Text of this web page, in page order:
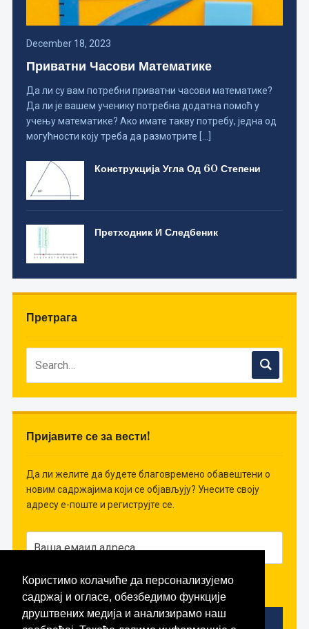
Користимо колачиће да персонализујемо
садржај и огласе, обезбедимо функције
друштвених медија и анализирамо наш
December 18, 2023
Приватни Часови Математике
Да ли су вам потребни приватни часови математике?
Да ли је вашем ученику потребна додатна помоћ у
учењу математике? Ако имате такву потребу, једна од
могућности коју треба да размотрите […]
Конструкција Угла Од 60 Степени
Претходник И Следбеник
Претрага
Пријавите се за вести!
Да ли желите да будете благовремено обавештени о
новим садржајима који се објављују? Унесите своју
адресу е-поште и региструјте се.
Слажем се да примам вести!